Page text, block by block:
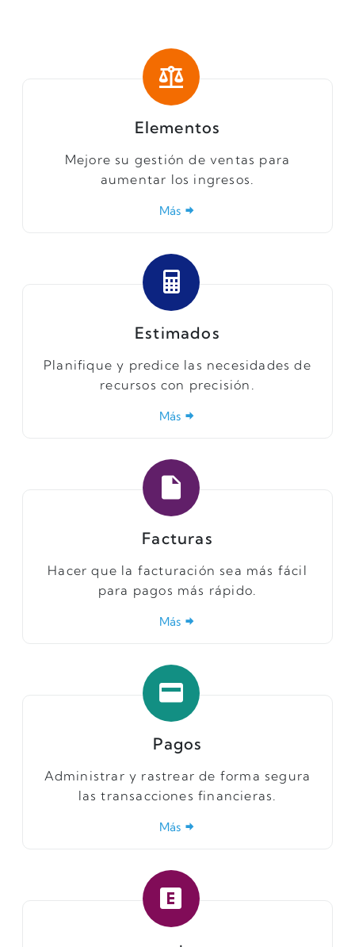
Elementos
Mejore su gestión de ventas para
aumentar los ingresos.
Más
Estimados
Planifique y predice las necesidades de
recursos con precisión.
Más
Facturas
Hacer que la facturación sea más fácil
para pagos más rápido.
Más
Pagos
Administrar y rastrear de forma segura
las transacciones financieras.
Más